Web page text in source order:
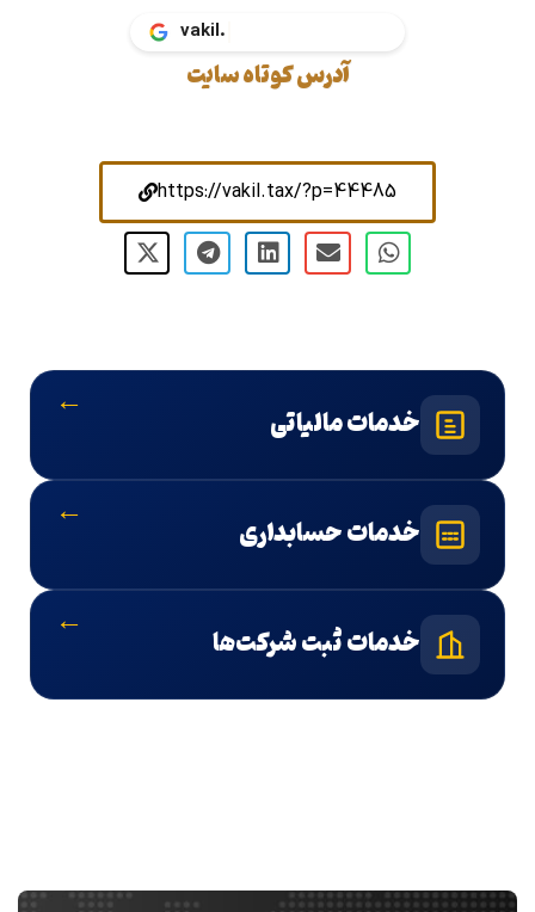
vakil.tax
آدرس کوتاه سایت
https://vakil.tax/?p=44485
خدمات مالیاتی
←
خدمات حسابداری
←
خدمات ثبت شرکت‌ها
←